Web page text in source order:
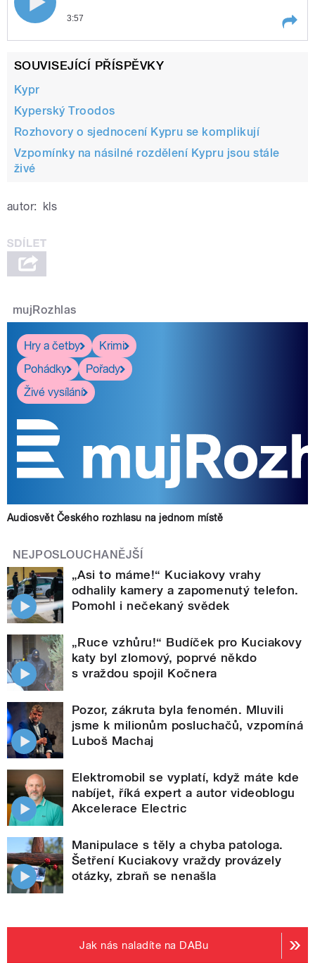
3:57
SOUVISEJÍCÍ PŘÍSPĚVKY
Kypr
Kyperský Troodos
Rozhovory o sjednocení Kypru se komplikují
Vzpomínky na násilné rozdělení Kypru jsou stále
živé
autor: kls
mujRozhlas
Hry a četby
Krimi
Pohádky
Pořady
Živé vysílání
Audiosvět Českého rozhlasu na jednom místě
NEJPOSLOUCHANĚJŠÍ
„Asi to máme!“ Kuciakovy vrahy
odhalily kamery a zapomenutý telefon.
Pomohl i nečekaný svědek
„Ruce vzhůru!“ Budíček pro Kuciakovy
katy byl zlomový, poprvé někdo
s vraždou spojil Kočnera
Pozor, zákruta byla fenomén. Mluvili
jsme k milionům posluchačů, vzpomíná
Luboš Machaj
Elektromobil se vyplatí, když máte kde
nabíjet, říká expert a autor videoblogu
Akcelerace Electric
Manipulace s těly a chyba patologa.
Šetření Kuciakovy vraždy provázely
otázky, zbraň se nenašla
Jak nás naladíte na DABu